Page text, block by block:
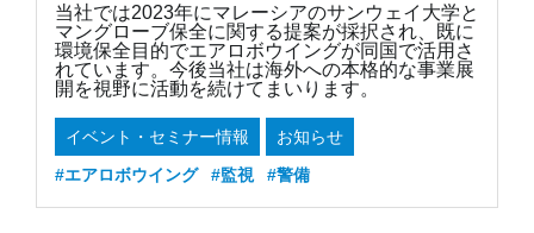
当社では2023年にマレーシアのサンウェイ大学と
マングローブ保全に関する提案が採択され、既に
環境保全目的でエアロボウイングが同国で活用さ
れています。今後当社は海外への本格的な事業展
開を視野に活動を続けてまいります。
イベント・セミナー情報
お知らせ
#エアロボウイング
#監視 #警備